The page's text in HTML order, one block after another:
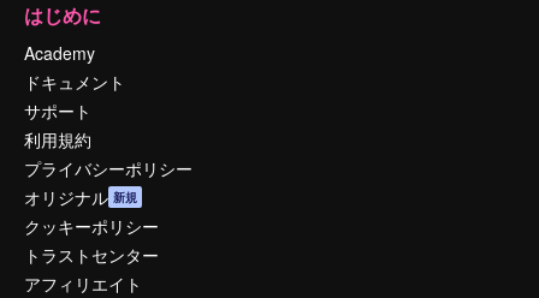
はじめに
Academy
ドキュメント
サポート
利用規約
プライバシーポリシー
オリジナル 新規
クッキーポリシー
トラストセンター
アフィリエイト